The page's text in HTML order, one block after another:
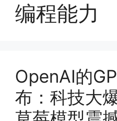
编程能力
OpenAI的
布：科技大